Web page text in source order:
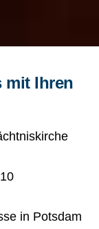
mit Ihren
in Potsdam